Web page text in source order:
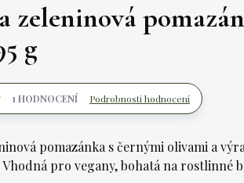
zeleninová
g
1 HODNOCENÍ Podrobnosti hodnocení
pomazánka s černými olivami a
pro vegany, bohatá na rostlinné